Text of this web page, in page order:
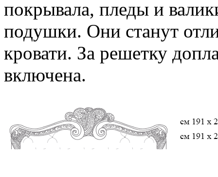
покрывала, пледы и
подушки. Они станут
кровати. За решетку
включена.